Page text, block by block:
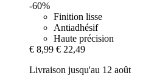
-60%
Finition lisse
Antiadhésif
Haute précision
€ 8,99 € 22,49
Livraison jusqu'au 12 août